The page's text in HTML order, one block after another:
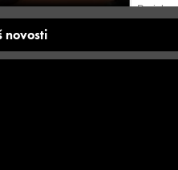
novosti